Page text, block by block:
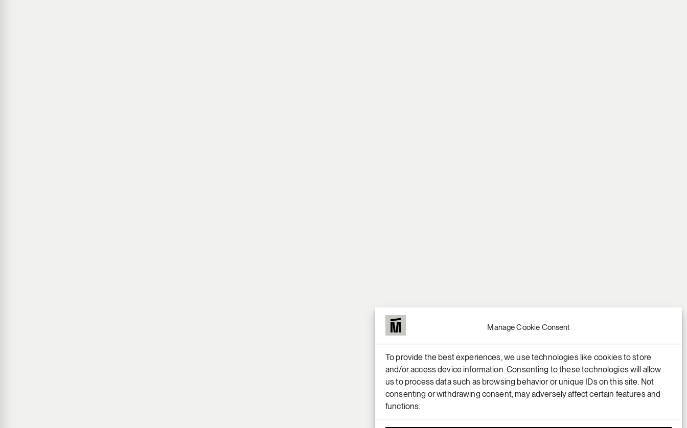
Manage Cookie Consent
To provide the best experiences, we use technologies like cookies to store
and/or access device information. Consenting to these technologies will allow
us to process data such as browsing behavior or unique IDs on this site. Not
consenting or withdrawing consent, may adversely affect certain features and
functions.